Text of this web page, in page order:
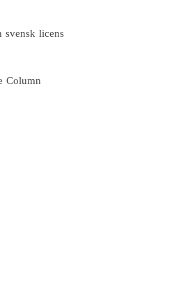
svensk licens
Column